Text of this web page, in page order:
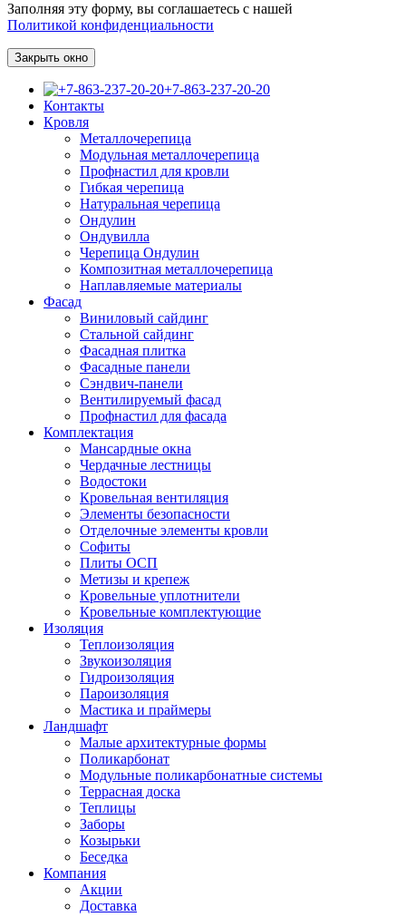
Заполняя эту форму, вы соглашаетесь с нашей
Политикой конфиденциальности
Закрыть окно
+7-863-237-20-20
Контакты
Кровля
Металлочерепица
Модульная металлочерепица
Профнастил для кровли
Гибкая черепица
Натуральная черепица
Ондулин
Ондувилла
Черепица Ондулин
Композитная металлочерепица
Наплавляемые материалы
Фасад
Виниловый сайдинг
Стальной сайдинг
Фасадная плитка
Фасадные панели
Сэндвич-панели
Вентилируемый фасад
Профнастил для фасада
Комплектация
Мансардные окна
Чердачные лестницы
Водостоки
Кровельная вентиляция
Элементы безопасности
Отделочные элементы кровли
Софиты
Плиты ОСП
Метизы и крепеж
Кровельные уплотнители
Кровельные комплектующие
Изоляция
Теплоизоляция
Звукоизоляция
Гидроизоляция
Пароизоляция
Мастика и праймеры
Ландшафт
Малые архитектурные формы
Поликарбонат
Модульные поликарбонатные системы
Террасная доска
Теплицы
Заборы
Козырьки
Беседка
Компания
Акции
Доставка